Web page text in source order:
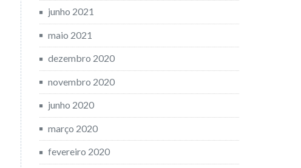
junho 2021
maio 2021
dezembro 2020
novembro 2020
junho 2020
março 2020
fevereiro 2020